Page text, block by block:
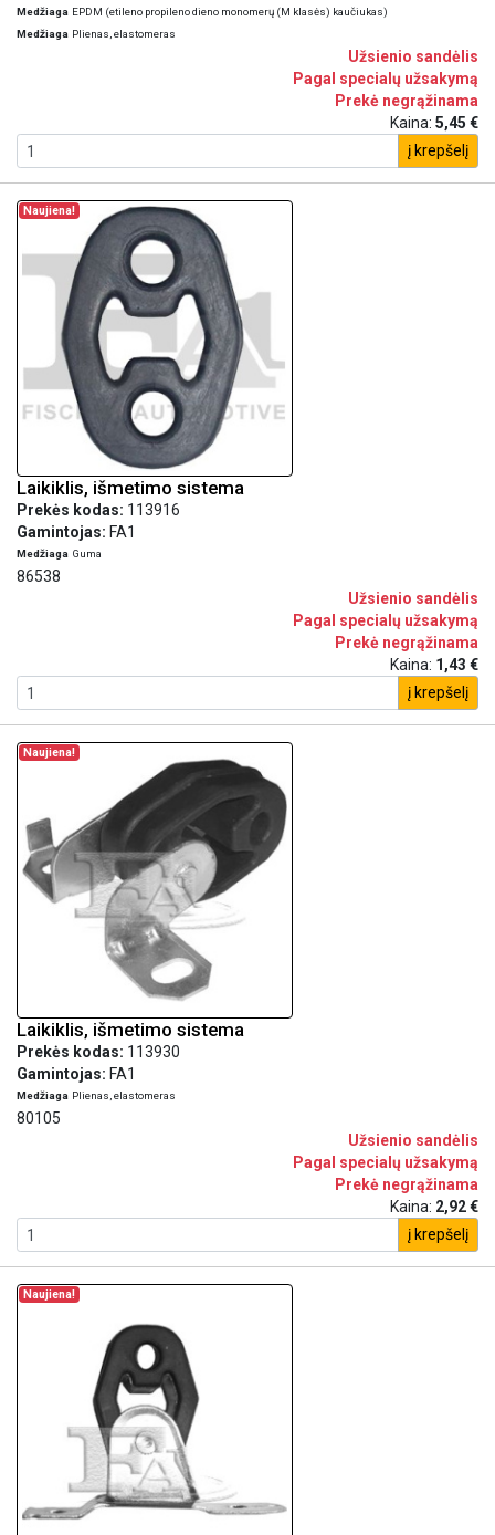
Medžiaga EPDM (etileno propileno dieno monomerų (M klasės) kaučiukas)
Medžiaga Plienas, elastomeras
Užsienio sandėlis
Pagal specialų užsakymą
Prekė negrąžinama
Kaina: 5,45 €
į krepšelį
Naujiena!
Laikiklis, išmetimo sistema
Prekės kodas: 113916
Gamintojas: FA1
Medžiaga Guma
86538
Užsienio sandėlis
Pagal specialų užsakymą
Prekė negrąžinama
Kaina: 1,43 €
į krepšelį
Naujiena!
Laikiklis, išmetimo sistema
Prekės kodas: 113930
Gamintojas: FA1
Medžiaga Plienas, elastomeras
80105
Užsienio sandėlis
Pagal specialų užsakymą
Prekė negrąžinama
Kaina: 2,92 €
į krepšelį
Naujiena!